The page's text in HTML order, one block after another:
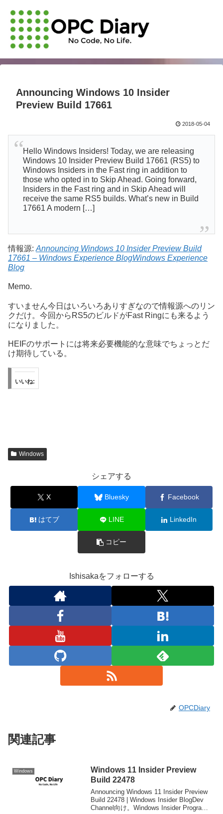
Announcing Windows 10 Insider
Preview Build 17661
2018-05-04
Hello Windows Insiders! Today, we are releasing
Windows 10 Insider Preview Build 17661 (RS5) to
Windows Insiders in the Fast ring in addition to
those who opted in to Skip Ahead. Going forward,
Insiders in the Fast ring and in Skip Ahead will
receive the same RS5 builds. What’s new in Build
17661 A modern […]
情報源: Announcing Windows 10 Insider Preview Build
17661 – Windows Experience BlogWindows Experience
Blog
Memo.
すいません今日はいろいろありすぎなので情報源へのリン
クだけ。今回からRS5のビルドがFast Ringにも来るよう
になりました。
HEIFのサポートには将来必要機能的な意味でちょっとだ
け期待している。
いいね:
Windows
シェアする
X Bluesky Facebook
はてブ LINE LinkedIn
コピー
Ishisakaをフォローする
OPCDiary
関連記事
Windows
Windows 11 Insider Preview
Build 22478
Announcing Windows 11 Insider Preview
Build 22478 | Windows Insider BlogDev
Channel向け。Windows Insider Program